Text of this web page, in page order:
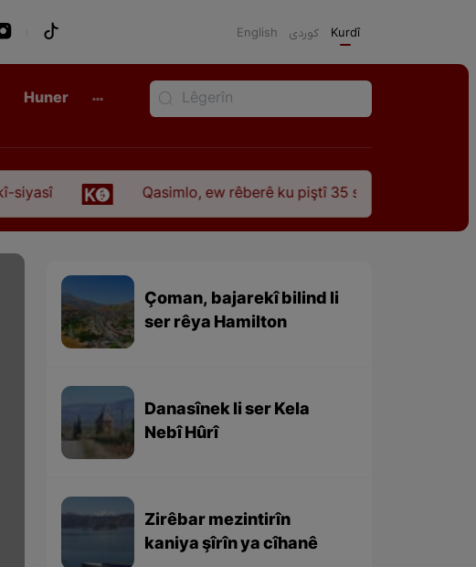
English كوردی Kurdî
Huner
Qasimlo, ew rêberê ku piştî 35 sal ji şehîdbûna wî hê jî rêbaza
Çoman, bajarekî bilind li
ser rêya Hamilton
Danasînek li ser Kela
Nebî Hûrî
Zirêbar mezintirîn
kaniya şîrîn ya cîhanê